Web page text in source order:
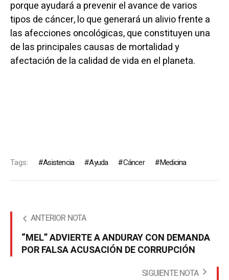
porque ayudará a prevenir el avance de varios
tipos de cáncer, lo que generará un alivio frente a
las afecciones oncológicas, que constituyen una
de las principales causas de mortalidad y
afectación de la calidad de vida en el planeta.
Tags: Asistencia Ayuda Cáncer Medicina
ANTERIOR NOTA
“MEL” ADVIERTE A ANDURAY CON DEMANDA
POR FALSA ACUSACIÓN DE CORRUPCIÓN
SIGUIENTE NOTA